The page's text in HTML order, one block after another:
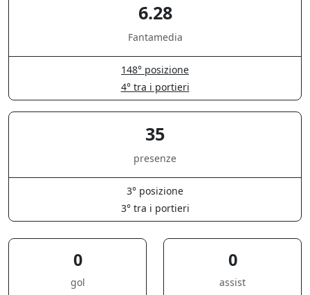
6.28
Fantamedia
148° posizione
4° tra i portieri
35
presenze
3° posizione
3° tra i portieri
0
gol
0
assist